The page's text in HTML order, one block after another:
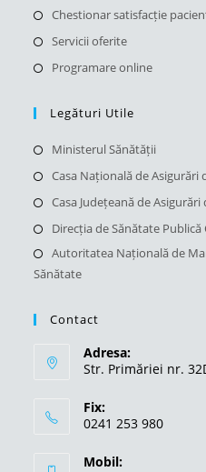
in
tab
Chestionar satisfacție
Servicii oferiteOpens
in
new
Programare onlineOpens
tab
Legături Utile
Ministerul SănătățiiOpens
in
tab
Casa Națională de Asigurări
Casa Județeană de
Direcția de Sănătate
Autoritatea Națională de
Sănătate
Contact
Adresa:
Str. Primăriei nr.
Fix:
0241 253 980
Mobil: